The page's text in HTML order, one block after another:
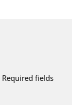
Required fields